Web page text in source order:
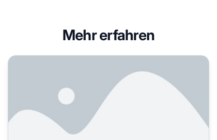
Mehr erfahren
Was ist GPTBot und Sollten Sie Ihn Zulassen?